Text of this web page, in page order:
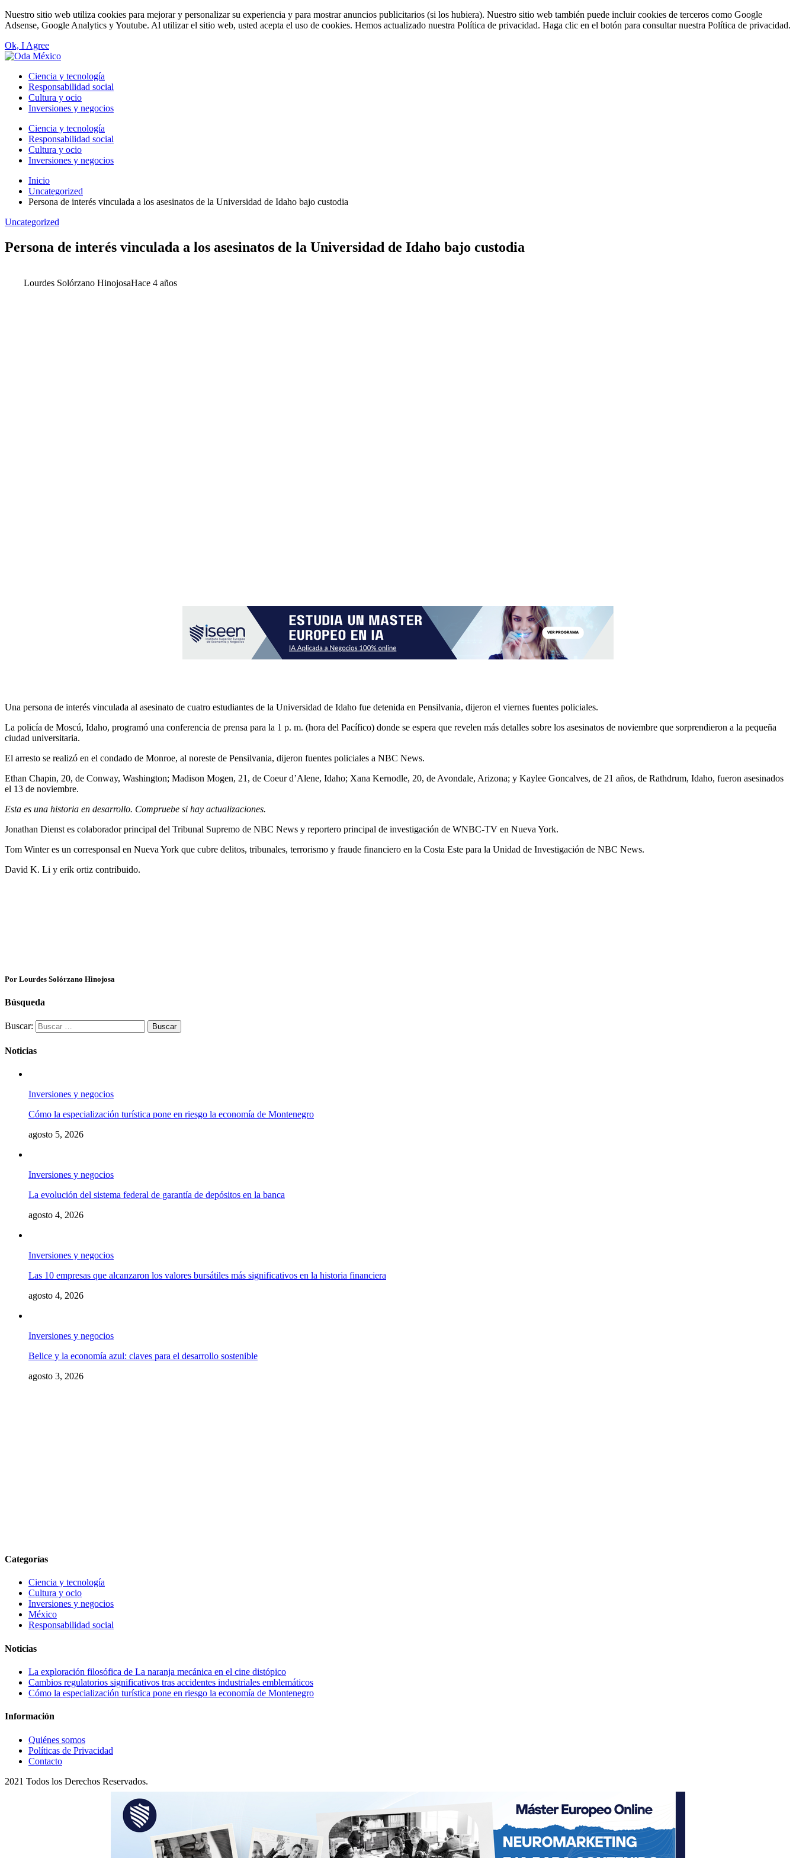
Nuestro sitio web utiliza cookies para mejorar y personalizar su experiencia y para mostrar anuncios publicitarios (si los hubiera). Nuestro sitio web también puede incluir cookies de terceros como Google
Adsense, Google Analytics y Youtube. Al utilizar el sitio web, usted acepta el uso de cookies. Hemos actualizado nuestra Política de privacidad. Haga clic en el botón para consultar nuestra Política de privacidad.
Ok, I Agree
Ciencia y tecnología
Responsabilidad social
Cultura y ocio
Inversiones y negocios
Ciencia y tecnología
Responsabilidad social
Cultura y ocio
Inversiones y negocios
Inicio
Uncategorized
Persona de interés vinculada a los asesinatos de la Universidad de Idaho bajo custodia
Uncategorized
Persona de interés vinculada a los asesinatos de la Universidad de Idaho bajo custodia
Lourdes Solórzano HinojosaHace 4 años
Una persona de interés vinculada al asesinato de cuatro estudiantes de la Universidad de Idaho fue detenida en Pensilvania, dijeron el viernes fuentes policiales.
La policía de Moscú, Idaho, programó una conferencia de prensa para la 1 p. m. (hora del Pacífico) donde se espera que revelen más detalles sobre los asesinatos de noviembre que sorprendieron a la pequeña
ciudad universitaria.
El arresto se realizó en el condado de Monroe, al noreste de Pensilvania, dijeron fuentes policiales a NBC News.
Ethan Chapin, 20, de Conway, Washington; Madison Mogen, 21, de Coeur d’Alene, Idaho; Xana Kernodle, 20, de Avondale, Arizona; y Kaylee Goncalves, de 21 años, de Rathdrum, Idaho, fueron asesinados
el 13 de noviembre.
Esta es una historia en desarrollo. Compruebe si hay actualizaciones.
Jonathan Dienst es colaborador principal del Tribunal Supremo de NBC News y reportero principal de investigación de WNBC-TV en Nueva York.
Tom Winter es un corresponsal en Nueva York que cubre delitos, tribunales, terrorismo y fraude financiero en la Costa Este para la Unidad de Investigación de NBC News.
David K. Li y erik ortiz contribuido.
Por Lourdes Solórzano Hinojosa
Búsqueda
Buscar:
Noticias
Inversiones y negocios
Cómo la especialización turística pone en riesgo la economía de Montenegro
agosto 5, 2026
Inversiones y negocios
La evolución del sistema federal de garantía de depósitos en la banca
agosto 4, 2026
Inversiones y negocios
Las 10 empresas que alcanzaron los valores bursátiles más significativos en la historia financiera
agosto 4, 2026
Inversiones y negocios
Belice y la economía azul: claves para el desarrollo sostenible
agosto 3, 2026
Categorías
Ciencia y tecnología
Cultura y ocio
Inversiones y negocios
México
Responsabilidad social
Noticias
La exploración filosófica de La naranja mecánica en el cine distópico
Cambios regulatorios significativos tras accidentes industriales emblemáticos
Cómo la especialización turística pone en riesgo la economía de Montenegro
Información
Quiénes somos
Políticas de Privacidad
Contacto
2021 Todos los Derechos Reservados.